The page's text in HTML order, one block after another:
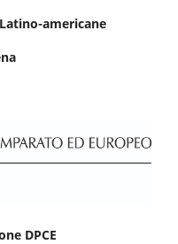
americane
DPCE